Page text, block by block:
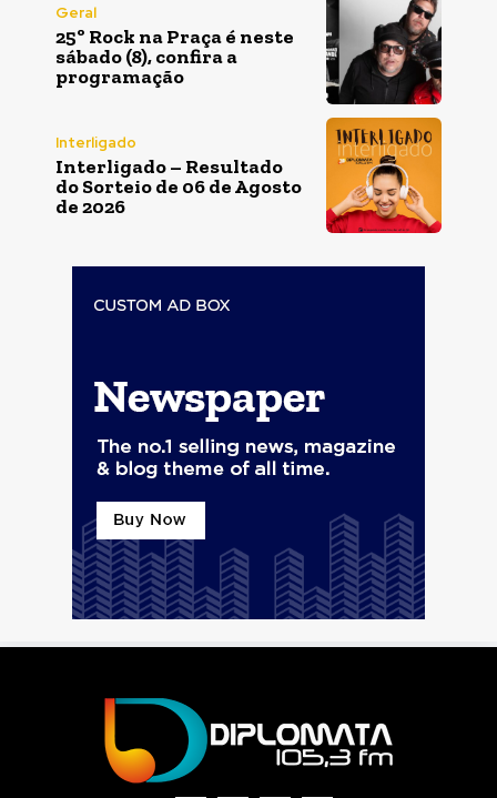
Geral
25º Rock na Praça é neste
sábado (8), confira a
programação
Interligado
Interligado – Resultado
do Sorteio de 06 de Agosto
de 2026